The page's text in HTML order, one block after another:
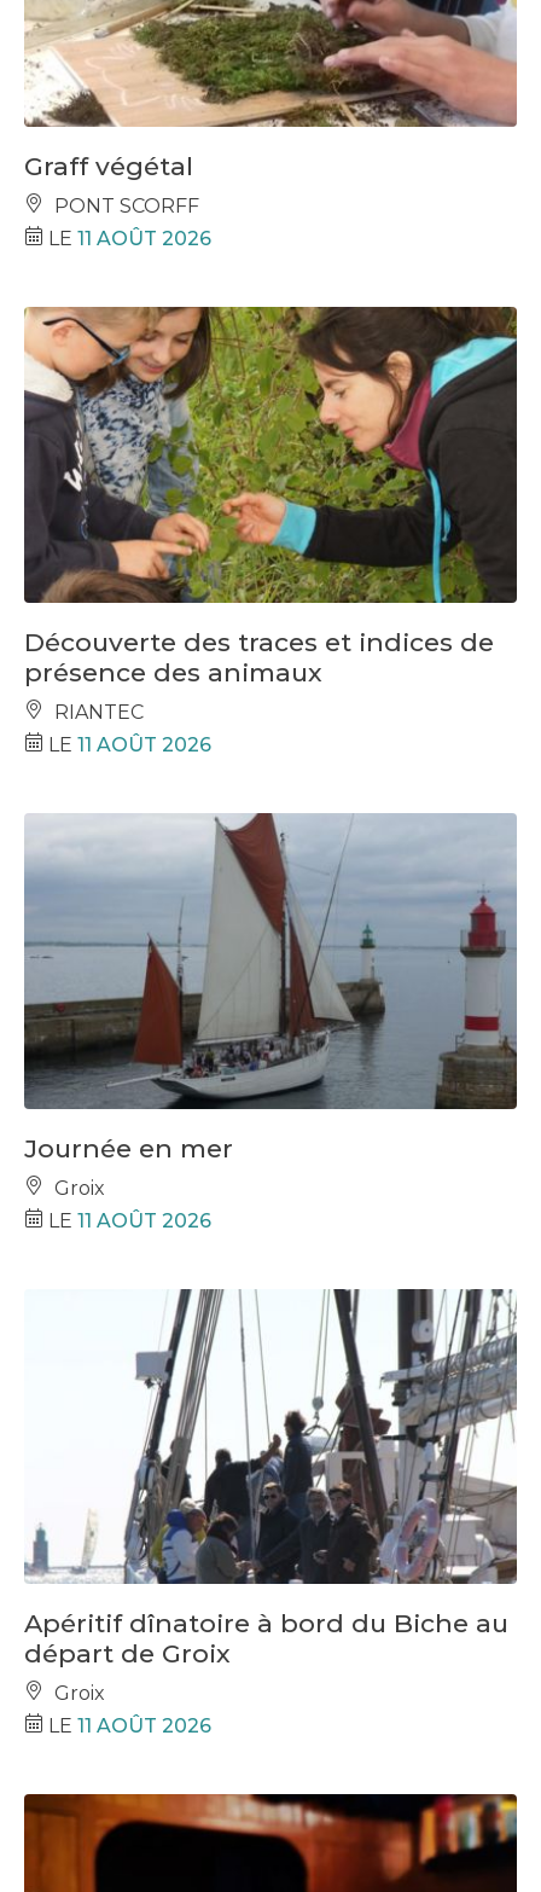
Graff végétal
PONT SCORFF
LE 11 AOÛT 2026
Découverte des traces et indices de
présence des animaux
RIANTEC
LE 11 AOÛT 2026
Journée en mer
Groix
LE 11 AOÛT 2026
Apéritif dînatoire à bord du Biche au
départ de Groix
Groix
LE 11 AOÛT 2026